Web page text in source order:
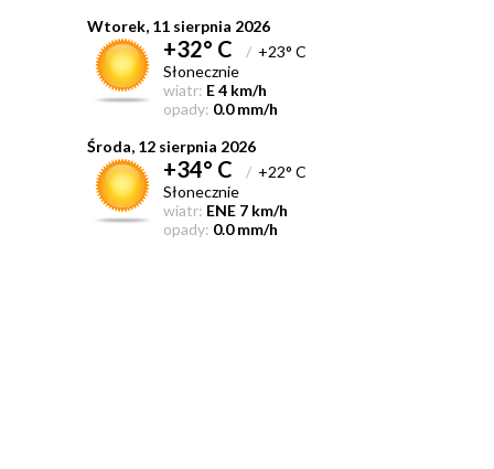
Wtorek, 11 sierpnia 2026
+32° C /+23° C
Słonecznie
wiatr: E 4 km/h
opady: 0.0 mm/h
Środa, 12 sierpnia 2026
+34° C /+22° C
Słonecznie
wiatr: ENE 7 km/h
opady: 0.0 mm/h